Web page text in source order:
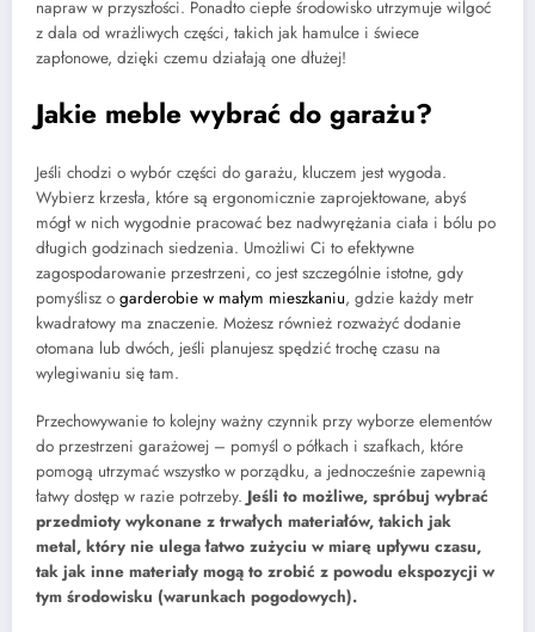
napraw w przyszłości. Ponadto ciepłe środowisko utrzymuje wilgoć
z dala od wrażliwych części, takich jak hamulce i świece
zapłonowe, dzięki czemu działają one dłużej!
Jakie meble wybrać do garażu?
Jeśli chodzi o wybór części do garażu, kluczem jest wygoda.
Wybierz krzesła, które są ergonomicznie zaprojektowane, abyś
mógł w nich wygodnie pracować bez nadwyrężania ciała i bólu po
długich godzinach siedzenia. Umożliwi Ci to efektywne
zagospodarowanie przestrzeni, co jest szczególnie istotne, gdy
pomyślisz o garderobie w małym mieszkaniu, gdzie każdy metr
kwadratowy ma znaczenie. Możesz również rozważyć dodanie
otomana lub dwóch, jeśli planujesz spędzić trochę czasu na
wylegiwaniu się tam.
Przechowywanie to kolejny ważny czynnik przy wyborze elementów
do przestrzeni garażowej – pomyśl o półkach i szafkach, które
pomogą utrzymać wszystko w porządku, a jednocześnie zapewnią
łatwy dostęp w razie potrzeby. Jeśli to możliwe, spróbuj wybrać
przedmioty wykonane z trwałych materiałów, takich jak
metal, który nie ulega łatwo zużyciu w miarę upływu czasu,
tak jak inne materiały mogą to zrobić z powodu ekspozycji w
tym środowisku (warunkach pogodowych).